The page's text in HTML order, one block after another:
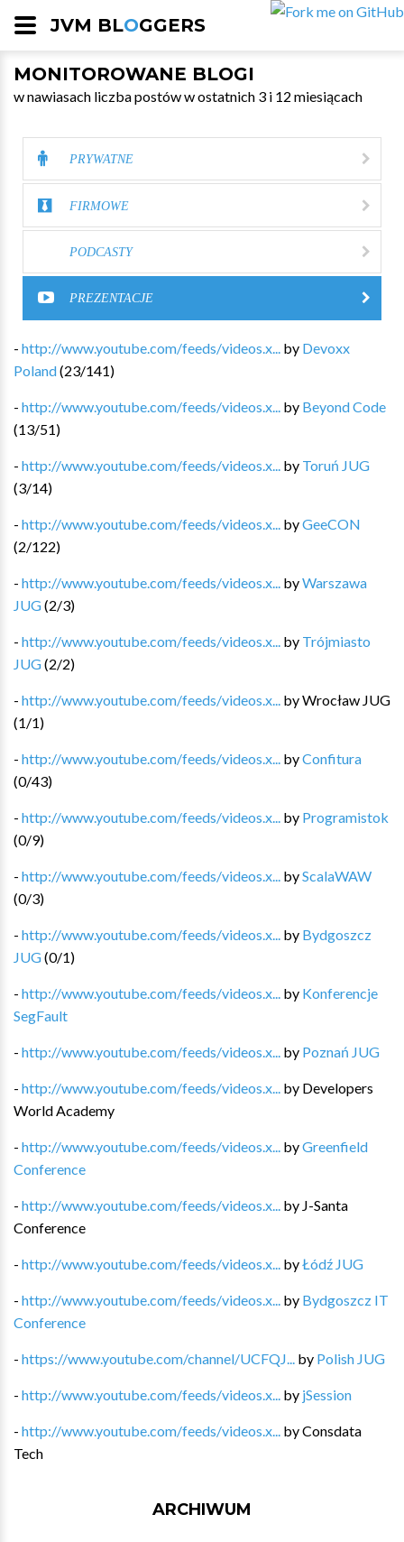
JVM BLOGGERS
MONITOROWANE BLOGI
w nawiasach liczba postów w ostatnich 3 i 12 miesiącach
PRYWATNE
FIRMOWE
PODCASTY
PREZENTACJE
- http://www.youtube.com/feeds/videos.x... by Devoxx
Poland(23/141)
- http://www.youtube.com/feeds/videos.x... by Beyond Code
(13/51)
- http://www.youtube.com/feeds/videos.x... by Toruń JUG
(3/14)
- http://www.youtube.com/feeds/videos.x... byGeeCON
(2/122)
- http://www.youtube.com/feeds/videos.x... byWarszawa
JUG(2/3)
- http://www.youtube.com/feeds/videos.x... by Trójmiasto
JUG(2/2)
- http://www.youtube.com/feeds/videos.x... byWrocław JUG
(1/1)
- http://www.youtube.com/feeds/videos.x... byConfitura
(0/43)
- http://www.youtube.com/feeds/videos.x... by Programistok
(0/9)
- http://www.youtube.com/feeds/videos.x... byScalaWAW
(0/3)
- http://www.youtube.com/feeds/videos.x... by Bydgoszcz
JUG(0/1)
- http://www.youtube.com/feeds/videos.x... by Konferencje
SegFault
- http://www.youtube.com/feeds/videos.x... by Poznań JUG
- http://www.youtube.com/feeds/videos.x... by Developers
World Academy
- http://www.youtube.com/feeds/videos.x... byGreenfield
Conference
- http://www.youtube.com/feeds/videos.x... by J-Santa
Conference
- http://www.youtube.com/feeds/videos.x... byŁódź JUG
- http://www.youtube.com/feeds/videos.x... by Bydgoszcz IT
Conference
- https://www.youtube.com/channel/UCFQJ... by Polish JUG
- http://www.youtube.com/feeds/videos.x... by jSession
- http://www.youtube.com/feeds/videos.x... byConsdata
Tech
ARCHIWUM